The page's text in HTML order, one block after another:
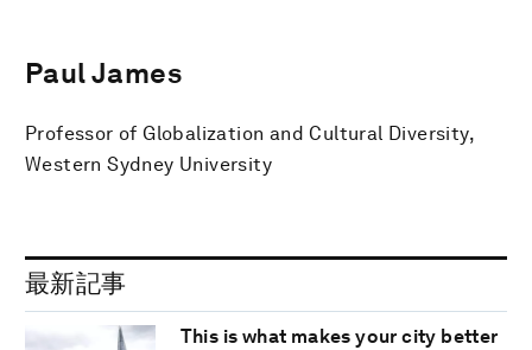
Paul James
Professor of Globalization and Cultural Diversity,
Western Sydney University
最新記事
This is what makes your city better